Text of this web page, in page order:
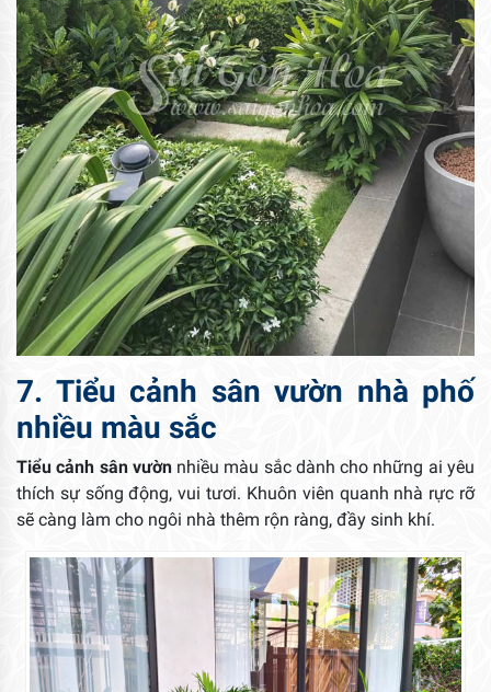
7. Tiểu cảnh sân vườn nhà phố
nhiều màu sắc
Tiểu cảnh sân vườnnhiều màu sắc dành cho những ai yêu
thích sự sống động, vui tươi. Khuôn viên quanh nhà rực rỡ
sẽ càng làm cho ngôi nhà thêm rộn ràng, đầy sinh khí.